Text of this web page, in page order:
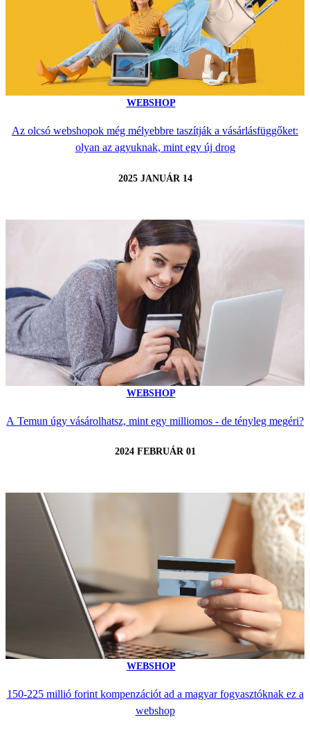
WEBSHOP
Az olcsó webshopok még mélyebbre taszítják a vásárlásfüggőket:
olyan az agyuknak, mint egy új drog
2025 JANUÁR 14
WEBSHOP
A Temun úgy vásárolhatsz, mint egy milliomos - de tényleg megéri?
2024 FEBRUÁR 01
WEBSHOP
150-225 millió forint kompenzációt ad a magyar fogyasztóknak ez a
webshop